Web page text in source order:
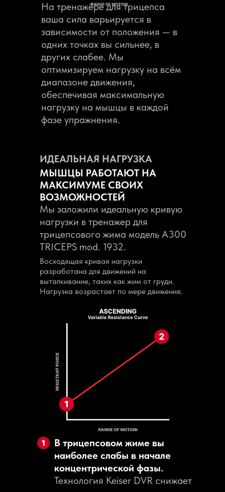
На тренажёре для трицепса
ваша сила варьируется в
зависимости от положения — в
одних точках вы сильнее, в
других слабее. Мы
оптимизируем нагрузку на всём
диапазоне движения,
обеспечивая максимальную
нагрузку на мышцы в каждой
фазе упражнения.
ИДЕАЛЬНАЯ НАГРУЗКА
МЫШЦЫ РАБОТАЮТ НА
МАКСИМУМЕ СВОИХ
ВОЗМОЖНОСТЕЙ
Мы заложили идеальную кривую
нагрузки в тренажер для
трицепсового жима модель A300
TRICEPS mod. 1932.
В трицепсовом жиме вы
наиболее слабы в начале
концентрической фазы.
Технология Keiser DVR снижает
Восходящая кривая нагрузки
разработана для движений на
выталкивание, таких как жим от груди.
Нагрузка возрастает по мере движения.